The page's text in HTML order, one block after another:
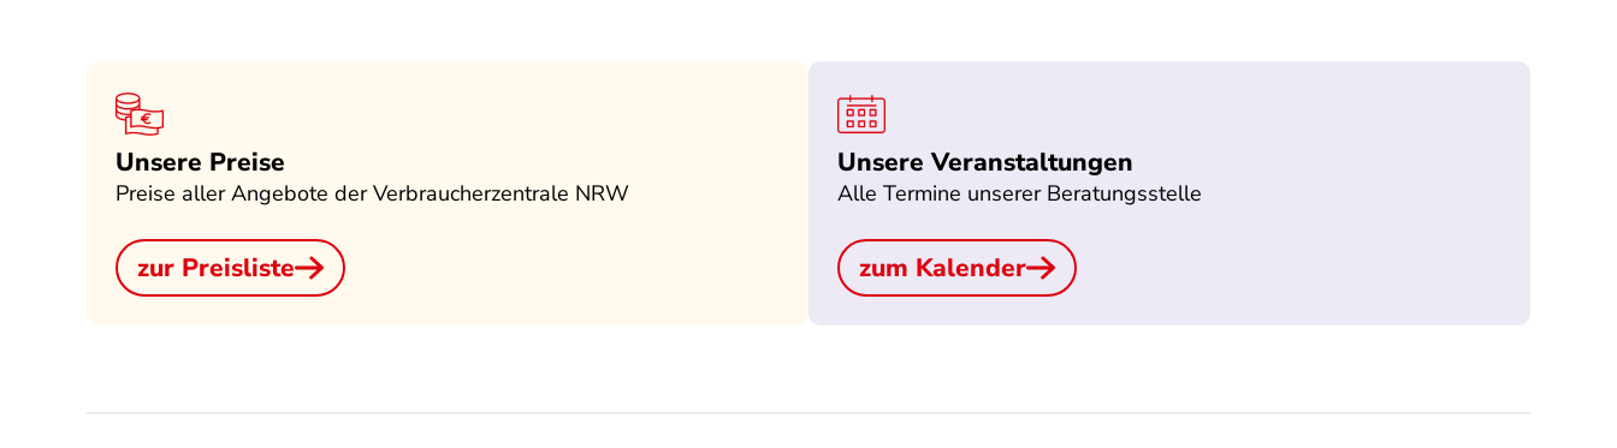
Unsere Preise
Preise aller Angebote der Verbraucherzentrale NRW
zur Preisliste
Unsere Veranstaltungen
Alle Termine unserer Beratungsstelle
zum Kalender